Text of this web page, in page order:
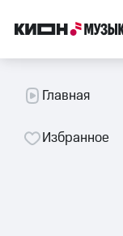
Главная
Избранное